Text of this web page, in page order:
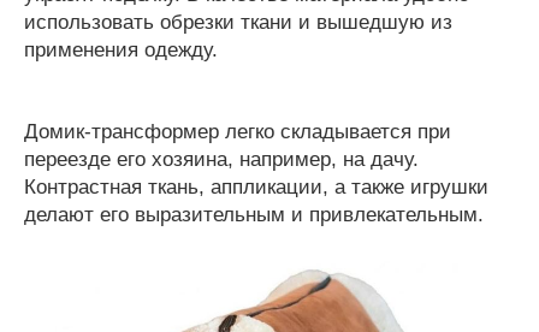
использовать обрезки ткани и вышедшую из
применения одежду.
Домик-трансформер легко складывается при
переезде его хозяина, например, на дачу.
Контрастная ткань, аппликации, а также игрушки
делают его выразительным и привлекательным.